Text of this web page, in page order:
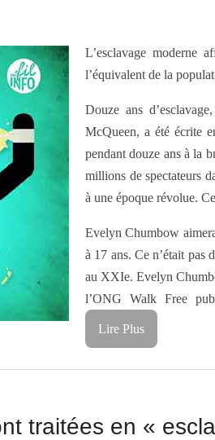
L’esclavage moderne
l’équivalent de la
Douze ans
McQueen, a été écrite
pendant douze ans à la
millions de spectateurs
à une époque révolue.
Evelyn Chumbow
à 17 ans. Ce n’était pas
au XXIe. Evelyn
l’ONG Walk Free
Lire Plus
traitées en «